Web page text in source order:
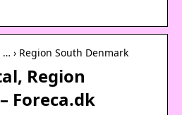
› Region South Denmark
Region
Foreca.dk